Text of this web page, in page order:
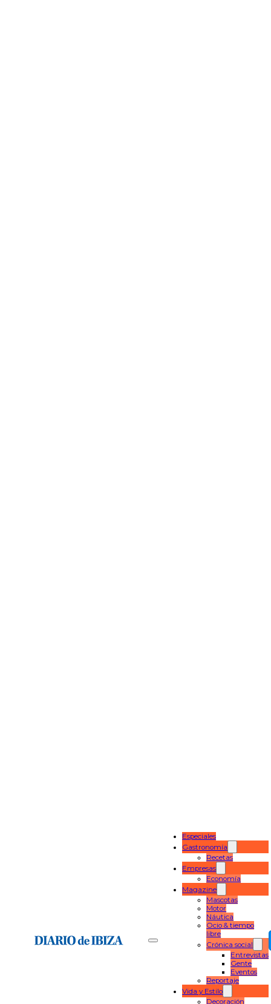
Especiales
Gastronomía
Recetas
Empresas
Economía
Magazine
Mascotas
Motor
Náutica
Ocio & tiempo
libre
Crónica social
Entrevistas
Gente
Eventos
Reportaje
Vida y Estilo
Decoración